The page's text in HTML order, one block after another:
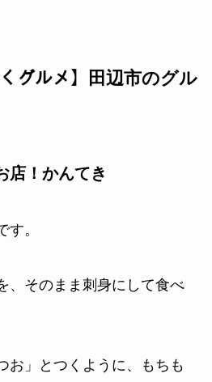
くグルメ】田辺市のグル
店！かんてき
。
、そのまま刺身にして食べ
お」とつくように、もちも